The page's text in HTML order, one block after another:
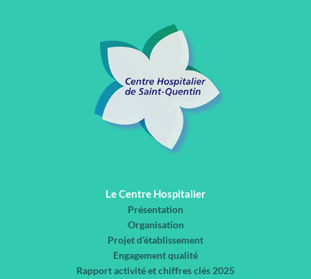
Le Centre Hospitalier
Présentation
Organisation
Projet d’établissement
Engagement qualité
Rapport activité et chiffres clés 2025